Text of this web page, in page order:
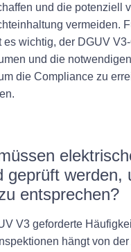
und die potenziell
vermeiden.
es wichtig, der DGUV
und die
die Compliance zu
geprüft werden,
entsprechen?
V3 geforderte
hängt von der